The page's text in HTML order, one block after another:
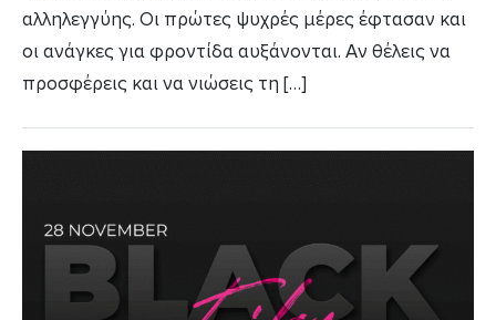
αλληλεγγύης. Οι πρώτες ψυχρές μέρες έφτασαν και
οι ανάγκες για φροντίδα αυξάνονται. Αν θέλεις να
προσφέρεις και να νιώσεις τη […]